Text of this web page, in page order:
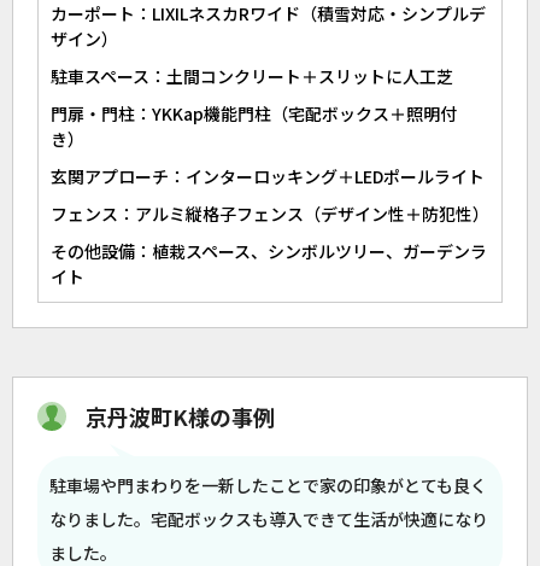
カーポート：LIXILネスカRワイド（積雪対応・シンプルデ
ザイン）
駐車スペース：土間コンクリート＋スリットに人工芝
門扉・門柱：YKKap機能門柱（宅配ボックス＋照明付
き）
玄関アプローチ：インターロッキング＋LEDポールライト
フェンス：アルミ縦格子フェンス（デザイン性＋防犯性）
その他設備：植栽スペース、シンボルツリー、ガーデンラ
イト
京丹波町K様の事例
駐車場や門まわりを一新したことで家の印象がとても良く
なりました。宅配ボックスも導入できて生活が快適になり
ました。